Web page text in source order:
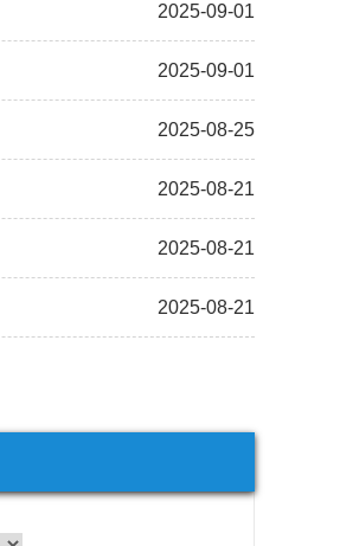
2025-09-01
2025-09-01
2025-08-25
2025-08-21
2025-08-21
2025-08-21